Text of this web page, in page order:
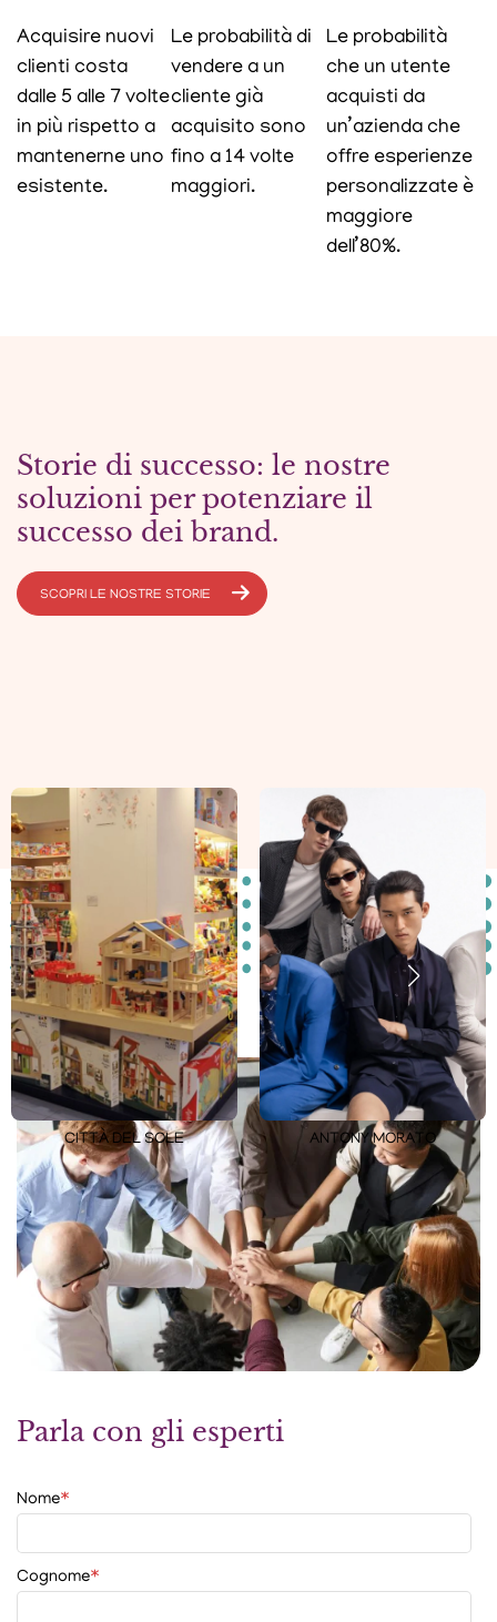
Acquisire nuovi
clienti costa
dalle 5 alle 7 volte
in più rispetto a
mantenerne uno
esistente.
Le probabilità di
vendere a un
cliente già
acquisito sono
fino a 14 volte
maggiori.
Le probabilità
che un utente
acquisti da
un’azienda che
offre esperienze
personalizzate è
maggiore
dell’80%.
Storie di successo: le nostre
soluzioni per potenziare il
successo dei brand.
SCOPRI LE NOSTRE STORIE
CITTÀ DEL SOLE ANTONY MORATO
Parla con gli esperti
Nome*
Cognome*